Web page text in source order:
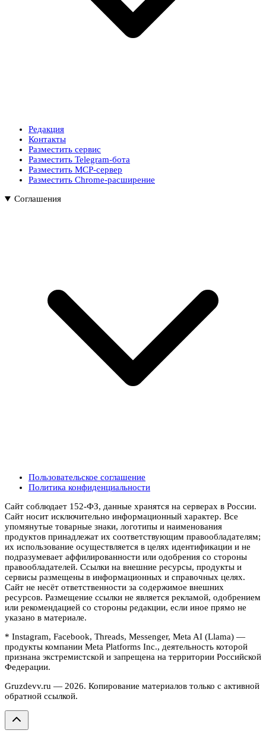
Редакция
Контакты
Разместить сервис
Разместить Telegram-бота
Разместить MCP-сервер
Разместить Chrome-расширение
Соглашения
Пользовательское соглашение
Политика конфиденциальности
Сайт соблюдает 152-ФЗ, данные хранятся на серверах в России.
Сайт носит исключительно информационный характер. Все
упомянутые товарные знаки, логотипы и наименования
продуктов принадлежат их соответствующим правообладателям;
их использование осуществляется в целях идентификации и не
подразумевает аффилированности или одобрения со стороны
правообладателей. Ссылки на внешние ресурсы, продукты и
сервисы размещены в информационных и справочных целях.
Сайт не несёт ответственности за содержимое внешних
ресурсов. Размещение ссылки не является рекламой, одобрением
или рекомендацией со стороны редакции, если иное прямо не
указано в материале.
* Instagram, Facebook, Threads, Messenger, Meta AI (Llama) —
продукты компании Meta Platforms Inc., деятельность которой
признана экстремистской и запрещена на территории Российской
Федерации.
Gruzdevv.ru — 2026. Копирование материалов только с активной
обратной ссылкой.